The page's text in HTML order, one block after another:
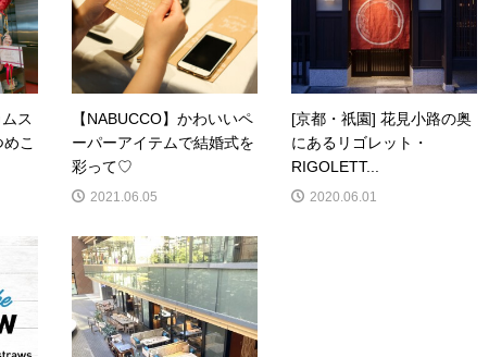
ス
こ
【NABUCCO】かわいいペ
ーパーアイテムで結婚式を
彩って♡
2021.06.05
[京都・祇園] 花見小路の奥
にあるリゴレット・
RIGOLETT...
2020.06.01